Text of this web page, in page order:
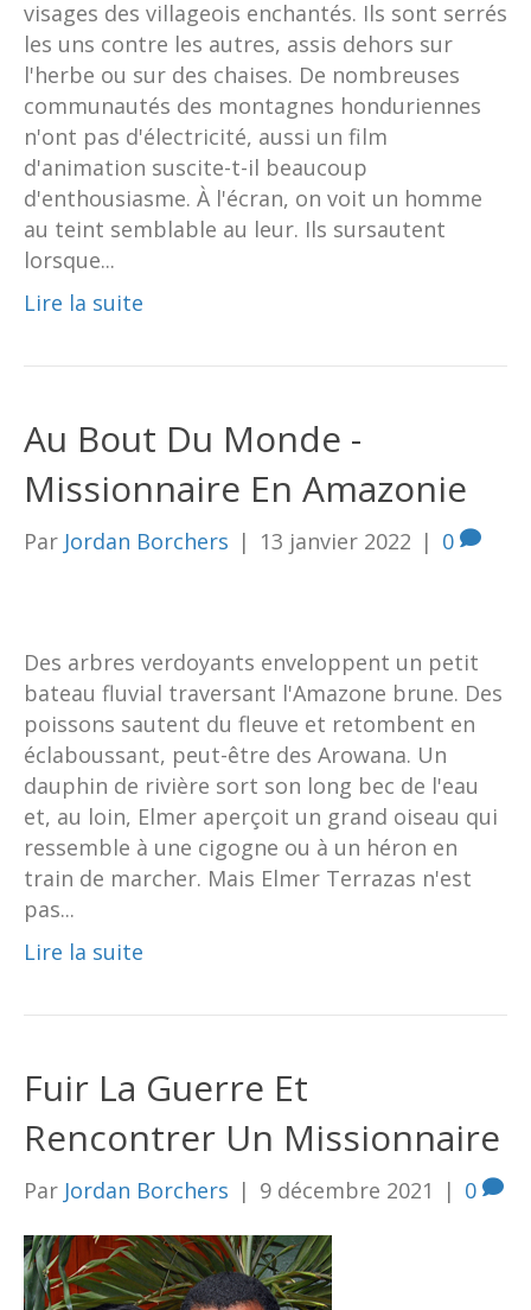
visages des villageois enchantés. Ils sont serrés
les uns contre les autres, assis dehors sur
l'herbe ou sur des chaises. De nombreuses
communautés des montagnes honduriennes
n'ont pas d'électricité, aussi un film
d'animation suscite-t-il beaucoup
d'enthousiasme. À l'écran, on voit un homme
au teint semblable au leur. Ils sursautent
lorsque...
Lire la suite
Au Bout Du Monde -
Missionnaire En Amazonie
Par Jordan Borchers | 13 janvier 2022 | 0
Des arbres verdoyants enveloppent un petit
bateau fluvial traversant l'Amazone brune. Des
poissons sautent du fleuve et retombent en
éclaboussant, peut-être des Arowana. Un
dauphin de rivière sort son long bec de l'eau
et, au loin, Elmer aperçoit un grand oiseau qui
ressemble à une cigogne ou à un héron en
train de marcher. Mais Elmer Terrazas n'est
pas...
Lire la suite
Fuir La Guerre Et
Rencontrer Un Missionnaire
Par Jordan Borchers | 9 décembre 2021 | 0